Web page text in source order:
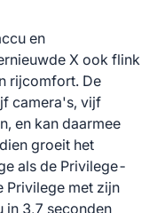
en
X ook flink
rijcomfort. De
camera's, vijf
en kan daarmee
groeit het
als de Privilege-
Privilege met zijn
3,7 seconden